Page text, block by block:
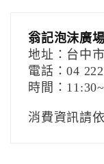
翁記泡沫廣場
地址：台中
電話：04
時間：
消費資訊請